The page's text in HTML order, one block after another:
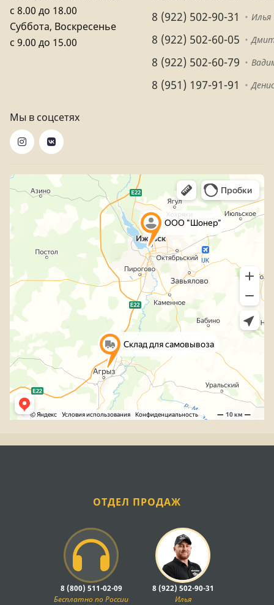
с 8.00 до 18.00
Суббота, Воскресенье
с 9.00 до 15.00
8 (922) 502-90-31 Илья
8 (922) 502-60-05
8 (922) 502-60-79
8 (951) 197-91-91
Мы в соцсетях
ОТДЕЛ ПРОДАЖ
8 (800) 511-02-09
Бесплатно по России
8 (922) 502-90-31
Илья